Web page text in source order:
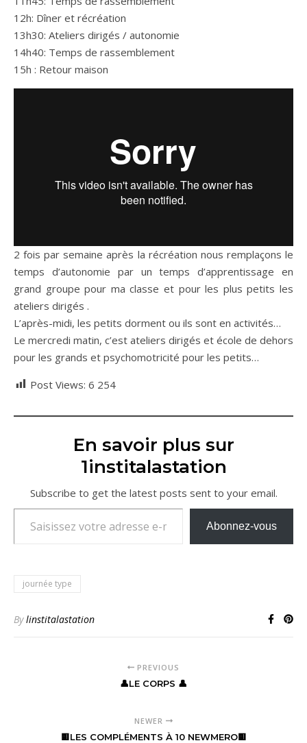
12h: Dîner et récréation
13h30: Ateliers dirigés / autonomie
14h40: Temps de rassemblement
15h : Retour maison
2 fois par semaine après la récréation nous remplaçons le
temps d’autonomie par un temps d’apprentissage en
grand groupe pour ma classe et pour les plus petits les
ateliers dirigés .
L’après-midi, les petits dorment ou ils sont en activités…
Le mercredi matin, c’est ateliers dirigés et école de dehors
pour les grands et psychomotricité pour les petits…
Post Views: 6 254
En savoir plus sur
1institalastation
Subscribe to get the latest posts sent to your email.
Saisissez votre adresse e-mail…
Abonnez-vous
journée type
Bylinstitalastation
PREVIOUS
👤LE CORPS 👤
NEWER
🟨LES COMPLÉMENTS À 10 NEWMERO🟨